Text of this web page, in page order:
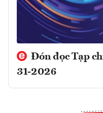
Đón đọc Tạp
31-2026